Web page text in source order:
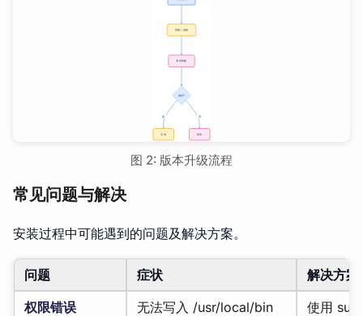
图 2: 版本升级流程
常见问题与解决
安装过程中可能遇到的问题及解决方案。
问题 症状
解决方案
权限错误
无法写入 /usr/local/bin
使用